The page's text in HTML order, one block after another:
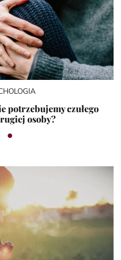
potrzebujemy czułego
osoby?